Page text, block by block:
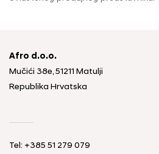
Afro d.o.o.
Mučići 38e, 51211 Matulji
Republika Hrvatska
Tel: +385 51 279 079